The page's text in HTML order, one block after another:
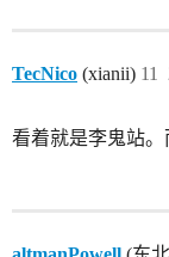
TecNico (xianii) 11
看着就是李鬼站。